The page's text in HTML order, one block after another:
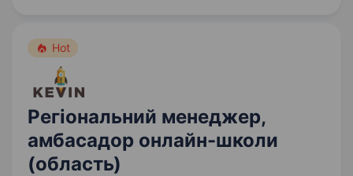
виробництва…
Hot
Регіональний менеджер,
амбасадор онлайн-школи
(область)